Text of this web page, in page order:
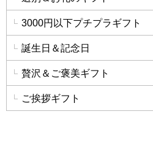
3000円以下プチプラギフト
誕生日＆記念日
贅沢＆ご褒美ギフト
ご挨拶ギフト